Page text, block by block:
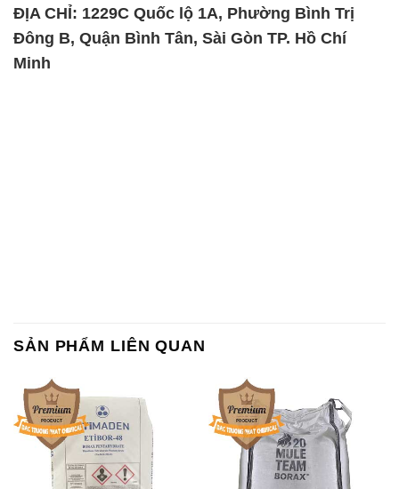
ĐỊA CHỈ: 1229C Quốc lộ 1A, Phường Bình Trị
Đông B, Quận Bình Tân, Sài Gòn TP. Hồ Chí
Minh
SẢN PHẨM LIÊN QUAN